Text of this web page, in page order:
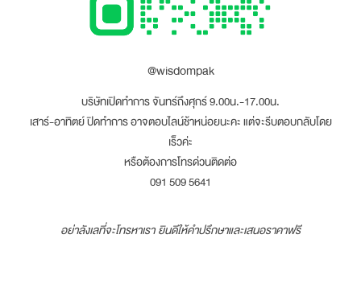
@wisdompak
บริษัทเปิดทำการ จันทร์ถึงศุกร์ 9.00น.-17.00น.
เสาร์-อาทิตย์ ปิดทำการ อาจตอบไลน์ช้าหน่อยนะคะ แต่จะรีบตอบกลับโดย
เร็วค่ะ
หรือต้องการโทรด่วนติดต่อ
091 509 5641
อย่าลังเลที่จะโทรหาเรา ยินดีให้คำปรึกษาและเสนอราคาฟรี